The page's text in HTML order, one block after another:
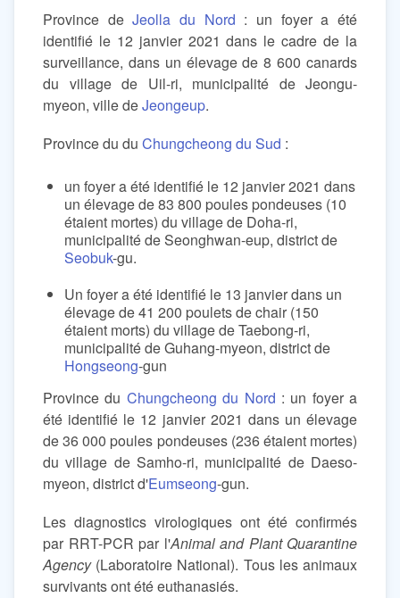
Province deJeolla du Nord : un foyer a été
identifié le 12 janvier 2021 dans le cadre de la
surveillance, dans un élevage de 8 600 canards
du village de Uil-ri, municipalité de Jeongu-
myeon, ville deJeongeup.
Province du du Chungcheong du Sud :
un foyer a été identifié le 12 janvier 2021 dans
un élevage de 83 800 poules pondeuses (10
étaient mortes) du village de Doha-ri,
municipalité de Seonghwan-eup, district de
Seobuk-gu.
Un foyer a été identifié le 13 janvier dans un
élevage de 41 200 poulets de chair (150
étaient morts) du village de Taebong-ri,
municipalité de Guhang-myeon, district de
Hongseong-gun
Province du Chungcheong du Nord : un foyer a
été identifié le 12 janvier 2021 dans un élevage
de 36 000 poules pondeuses (236 étaient mortes)
du village de Samho-ri, municipalité de Daeso-
myeon, district d'Eumseong-gun.
Les diagnostics virologiques ont été confirmés
par RRT-PCR par l'Animal and Plant Quarantine
Agency(Laboratoire National). Tous les animaux
survivants ont été euthanasiés.